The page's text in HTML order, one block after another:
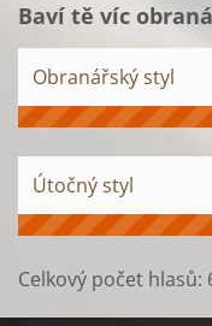
Baví tě víc
Obranářský styl
Útočný styl
Celkový počet hlasů: